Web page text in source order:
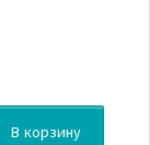
В корзину